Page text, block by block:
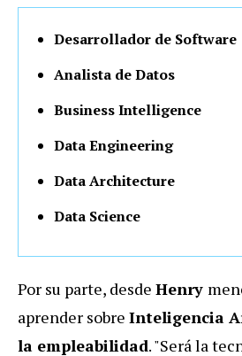
Desarrollador de Software
Analista de Datos
Business Intelligence
Data Engineering
Data Architecture
Data Science
Por su parte, desde Henry
aprender sobre Inteligencia
la empleabilidad. "Será la